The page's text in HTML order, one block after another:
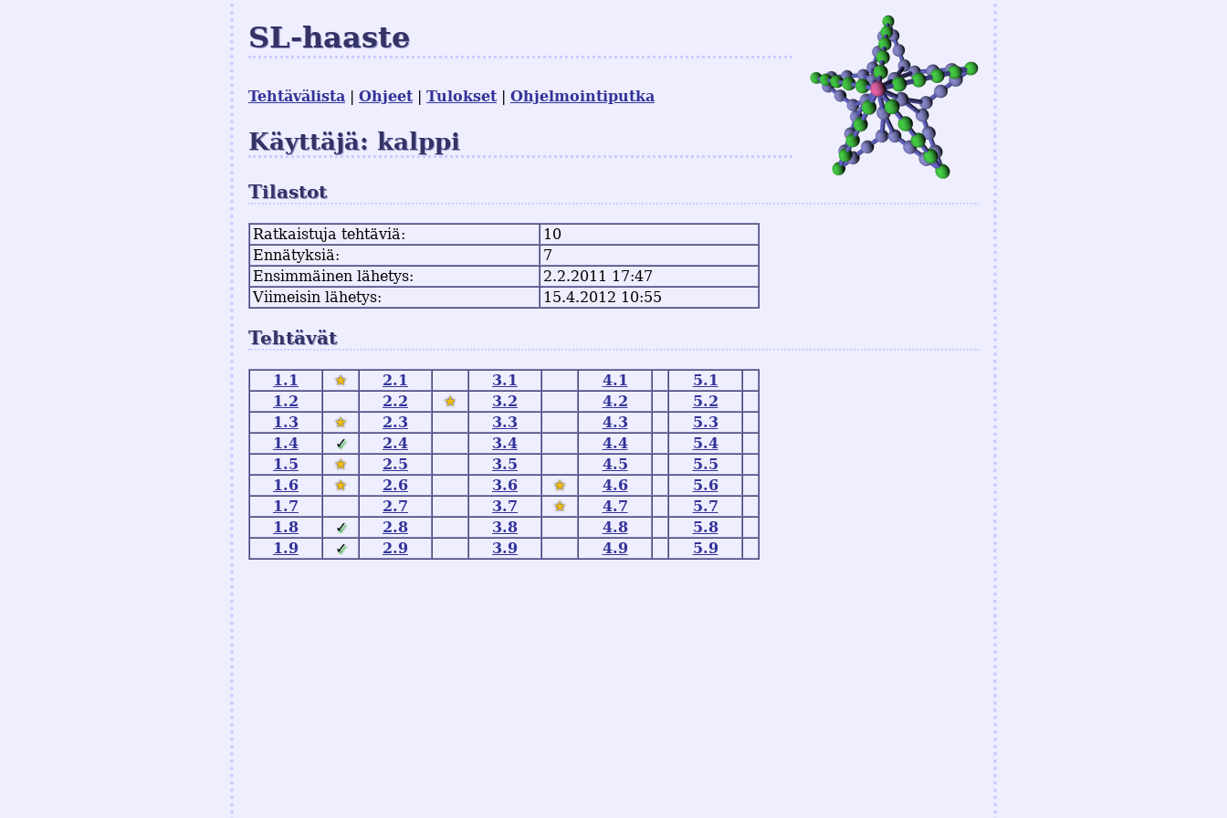
SL-haaste
Tehtävälista Ohjeet Tulokset Ohjelmointiputka
Käyttäjä: kalppi
Tilastot
Ratkaistuja tehtäviä:
10
Ennätyksiä:
7
Ensimmäinen lähetys:
2.2.2011 17:47
Viimeisin lähetys:
15.4.2012 10:55
Tehtävät
1.1 ★ 2.1 3.1 4.1
5.1
1.2
2.2 ★ 3.2 4.2
5.2
1.3
★ 2.3 3.3 4.3
5.3
1.4
✓ 2.4 3.4 4.4
5.4
1.5
★ 2.5 3.5 4.5
5.5
1.6
★ 2.6 3.6 ★ 4.6
5.6
1.7
2.7 3.7 ★ 4.7
5.7
1.8
✓ 2.8 3.8 4.8
5.8
1.9
✓ 2.9 3.9 4.9 5.9